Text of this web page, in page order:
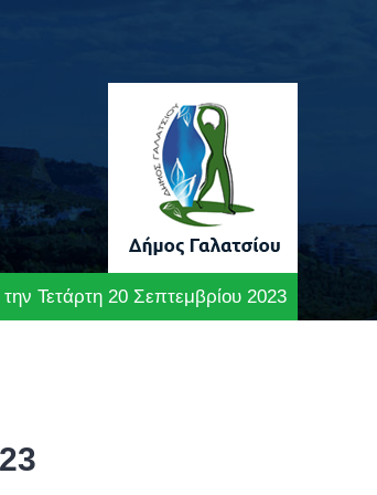
Τετάρτη 20 Σεπτεμβρίου 2023